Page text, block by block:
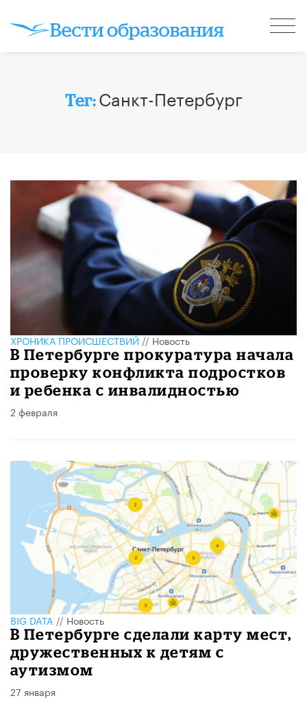
Тег:Санкт-Петербург
ХРОНИКА ПРОИСШЕСТВИЙ//Новость
В Петербурге прокуратура начала
проверку конфликта подростков
и ребенка с инвалидностью
2 февраля
BIG DATA // Новость
В Петербурге сделали карту мест,
дружественных к детям с
аутизмом
27 января